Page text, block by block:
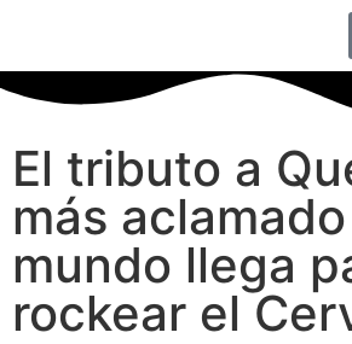
El tributo a
más
mundo llega
rockear el